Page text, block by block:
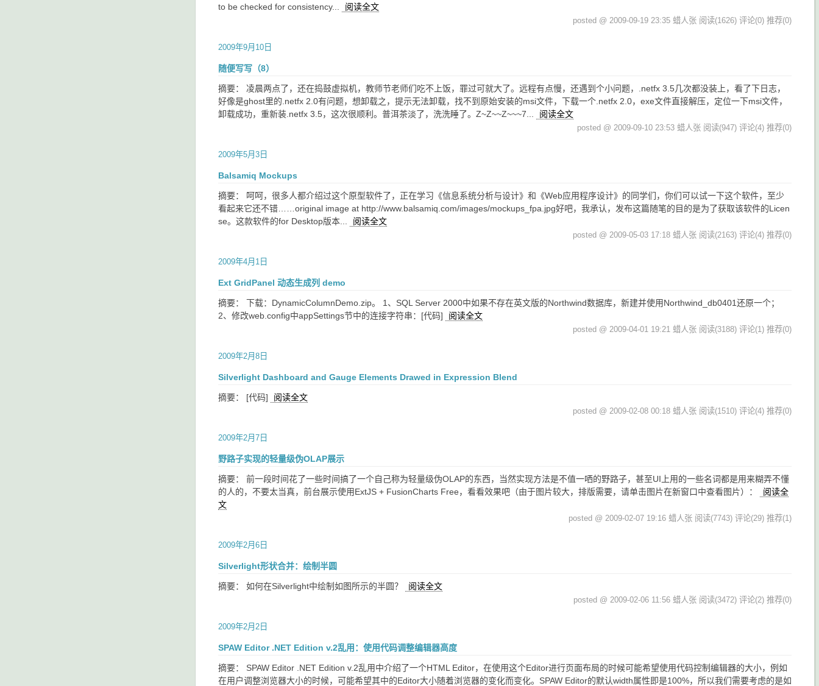
to be checked for consistency...
阅读全文
posted @ 2009-09-19 23:35 蜡人张 阅读(1626) 评论(0) 推荐(0)
2009年9月10日
随便写写（8）
摘要： 凌晨两点了，还在捣鼓虚拟机，教师节老师们吃不上饭，罪过可就大了。远程有点慢，还遇到个小问题，.netfx 3.5几次都没装上，看了下日志，
好像是ghost里的.netfx 2.0有问题，想卸载之，提示无法卸载，找不到原始安装的msi文件，下载一个.netfx 2.0，exe文件直接解压，定位一下msi文件，
卸载成功，重新装.netfx 3.5，这次很顺利。普洱茶淡了，洗洗睡了。Z~Z~~Z~~~7...
阅读全文
posted @ 2009-09-10 23:53 蜡人张 阅读(947) 评论(4) 推荐(0)
2009年5月3日
Balsamiq Mockups
摘要： 呵呵，很多人都介绍过这个原型软件了，正在学习《信息系统分析与设计》和《Web应用程序设计》的同学们，你们可以试一下这个软件，至少
看起来它还不错……original image at http://www.balsamiq.com/images/mockups_fpa.jpg好吧，我承认，发布这篇随笔的目的是为了获取该软件的Licen
se。这款软件的for Desktop版本...
阅读全文
posted @ 2009-05-03 17:18 蜡人张 阅读(2163) 评论(4) 推荐(0)
2009年4月1日
Ext GridPanel 动态生成列 demo
摘要： 下载：DynamicColumnDemo.zip。 1、SQL Server 2000中如果不存在英文版的Northwind数据库，新建并使用Northwind_db0401还原一个；
2、修改web.config中appSettings节中的连接字符串：[代码]
阅读全文
posted @ 2009-04-01 19:21 蜡人张 阅读(3188) 评论(1) 推荐(0)
2009年2月8日
Silverlight Dashboard and Gauge Elements Drawed in Expression Blend
摘要： [代码] 阅读全文
posted @ 2009-02-08 00:18 蜡人张 阅读(1510) 评论(4) 推荐(0)
2009年2月7日
野路子实现的轻量级伪OLAP展示
摘要： 前一段时间花了一些时间搞了一个自己称为轻量级伪OLAP的东西，当然实现方法是不值一哂的野路子，甚至UI上用的一些名词都是用来糊弄不懂
的人的，不要太当真，前台展示使用ExtJS + FusionCharts Free，看看效果吧（由于图片较大，排版需要，请单击图片在新窗口中查看图片）：
阅读全
文
posted @ 2009-02-07 19:16 蜡人张 阅读(7743) 评论(29) 推荐(1)
2009年2月6日
Silverlight形状合并：绘制半圆
摘要： 如何在Silverlight中绘制如图所示的半圆？ 阅读全文
posted @ 2009-02-06 11:56 蜡人张 阅读(3472) 评论(2) 推荐(0)
2009年2月2日
SPAW Editor .NET Edition v.2乱用：使用代码调整编辑器高度
摘要： SPAW Editor .NET Edition v.2乱用中介绍了一个HTML Editor，在使用这个Editor进行页面布局的时候可能希望使用代码控制编辑器的大小，例如
在用户调整浏览器大小的时候，可能希望其中的Editor大小随着浏览器的变化而变化。SPAW Editor的默认width属性即是100%，所以我们需要考虑的是如